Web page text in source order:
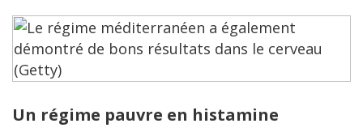
Un régime pauvre en histamine